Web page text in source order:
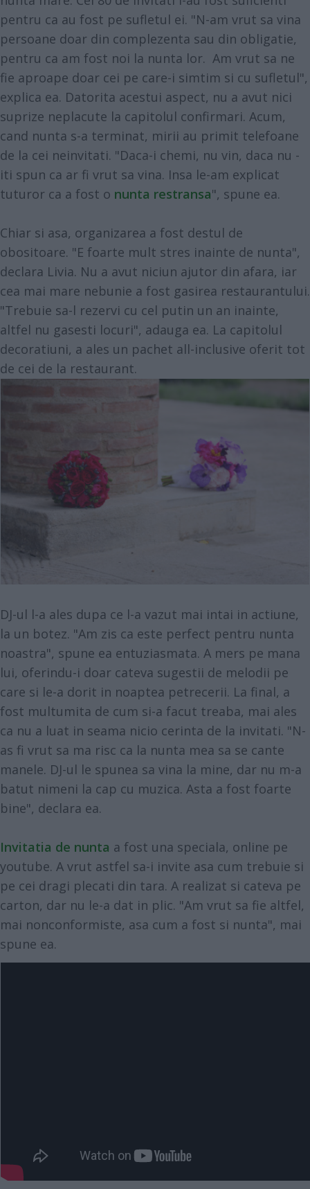
pentru ca au fost pe sufletul ei. "N-am vrut sa vina
persoane doar din complezenta sau din obligatie,
pentru ca am fost noi la nunta lor. Am vrut sa ne
fie aproape doar cei pe care-i simtim si cu sufletul",
explica ea. Datorita acestui aspect, nu a avut nici
suprize neplacute la capitolul confirmari. Acum,
cand nunta s-a terminat, mirii au primit telefoane
de la cei neinvitati. "Daca-i chemi, nu vin, daca nu -
iti spun ca ar fi vrut sa vina. Insa le-am explicat
tuturor ca a fost o nunta restransa", spune ea.
Chiar si asa, organizarea a fost destul de
obositoare. "E foarte mult stres inainte de nunta",
declara Livia. Nu a avut niciun ajutor din afara, iar
cea mai mare nebunie a fost gasirea restaurantului.
"Trebuie sa-l rezervi cu cel putin un an inainte,
altfel nu gasesti locuri", adauga ea. La capitolul
decoratiuni, a ales un pachet all-inclusive oferit tot
de cei de la restaurant.
DJ-ul l-a ales dupa ce l-a vazut mai intai in actiune,
la un botez. "Am zis ca este perfect pentru nunta
noastra", spune ea entuziasmata. A mers pe mana
lui, oferindu-i doar cateva sugestii de melodii pe
care si le-a dorit in noaptea petrecerii. La final, a
fost multumita de cum si-a facut treaba, mai ales
ca nu a luat in seama nicio cerinta de la invitati. "N-
as fi vrut sa ma risc ca la nunta mea sa se cante
manele. DJ-ul le spunea sa vina la mine, dar nu m-a
batut nimeni la cap cu muzica. Asta a fost foarte
bine", declara ea.
Invitatia de nunta a fost una speciala, online pe
youtube. A vrut astfel sa-i invite asa cum trebuie si
pe cei dragi plecati din tara. A realizat si cateva pe
carton, dar nu le-a dat in plic. "Am vrut sa fie altfel,
mai nonconformiste, asa cum a fost si nunta", mai
spune ea.